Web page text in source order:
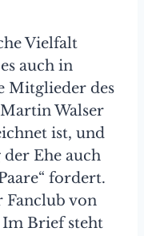
Vielfalt
auch in
Mitglieder des
Walser
ist, und
Ehe auch
fordert.
Fanclub von
Im Brief steht